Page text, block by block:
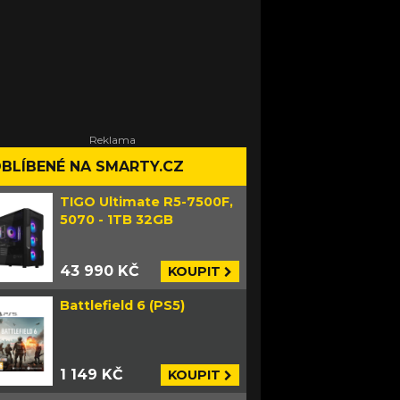
NA SMARTY.CZ
TIGO Ultimate R5-7500F,
5070 - 1TB 32GB
43 990 KČ KOUPIT
Battlefield 6 (PS5)
1 149 KČ KOUPIT